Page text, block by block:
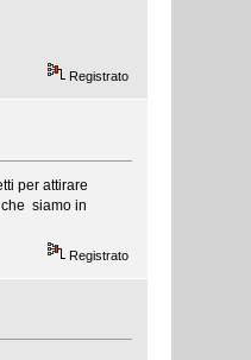
Registrato
per attirare
siamo in
Registrato